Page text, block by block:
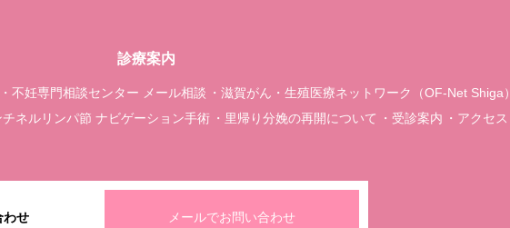
診療案内
不妊専門相談センター メール相談
滋賀がん・生殖医療ネットワーク（OF-Net Shiga）
チネルリンパ節 ナビゲーション手術 里帰り分娩の再開について 受診案内 アクセス
わせ メールでお問い合わせ